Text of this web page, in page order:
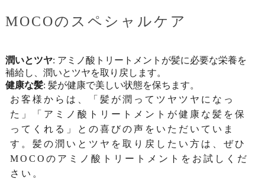
MOCOのスペシャルケア
潤いとツヤ: アミノ酸トリートメントが髪に必要な栄養を
補給し、潤いとツヤを取り戻します。
健康な髪: 髪が健康で美しい状態を保ちます。
お客様からは、「髪が潤ってツヤツヤになっ
た」「アミノ酸トリートメントが健康な髪を保
ってくれる」との喜びの声をいただいていま
す。髪の潤いとツヤを取り戻したい方は、ぜひ
MOCOのアミノ酸トリートメントをお試しくだ
さい。